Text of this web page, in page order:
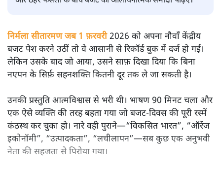
सतीश झा
मोदी सरकार का बजट 2026 बड़े बदलाव का वादा करता दिखता है,
और ठहरे फैसलों के बीच बजट की आलोचनात्मक समीक्षा पढ़िए।